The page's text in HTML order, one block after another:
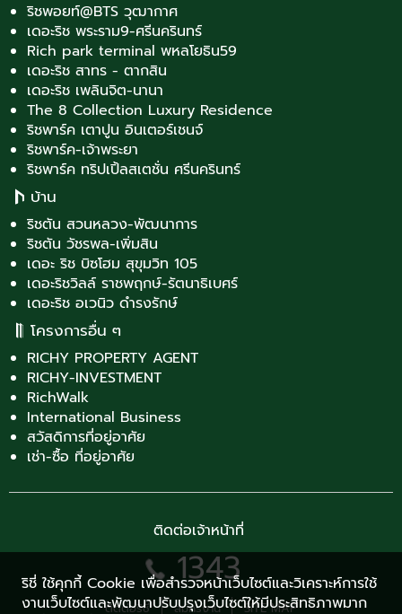
ริชี่ ใช้คุกกี้ Cookie เพื่อสำรวจหน้าเว็บไซต์และวิเคราะห์การใช้
งานเว็บไซต์และพัฒนาปรับปรุงเว็บไซต์ให้มีประสิทธิภาพมาก
ริชพอยท์@BTS วุฒากาศ
เดอะริช พระราม9-ศรีนครินทร์
Rich park terminal พหลโยธิน59
เดอะริช สาทร - ตากสิน
เดอะริช เพลินจิต-นานา
The 8 Collection Luxury Residence
ริชพาร์ค เตาปูน อินเตอร์เชนจ์
ริชพาร์ค-เจ้าพระยา
ริชพาร์ค ทริปเปิ้ลสเตชั่น ศรีนครินทร์
บ้าน
ริชตัน สวนหลวง-พัฒนาการ
ริชตัน วัชรพล-เพิ่มสิน
เดอะ ริช บิซโฮม สุขุมวิท 105
เดอะริชวิลล์ ราชพฤกษ์-รัตนาธิเบศร์
เดอะริช อเวนิว ดำรงรักษ์
โครงการอื่น ๆ
RICHY PROPERTY AGENT
RICHY-INVESTMENT
RichWalk
International Business
สวัสดิการที่อยู่อาศัย
เช่า-ซื้อ ที่อยู่อาศัย
ติดต่อเจ้าหน้าที่
1343
ติดต่อริชี่ สมัครงาน SITE MAP